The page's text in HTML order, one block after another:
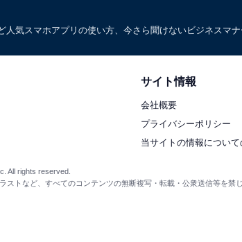
人気スマホアプリの使い方、今さら聞けないビジネスマ
サイト情報
会社概要
プライバシーポリシー
当サイトの情報につい
All rights reserved.
ストなど、すべてのコンテンツの無断複写・転載・公衆送信等を禁じ